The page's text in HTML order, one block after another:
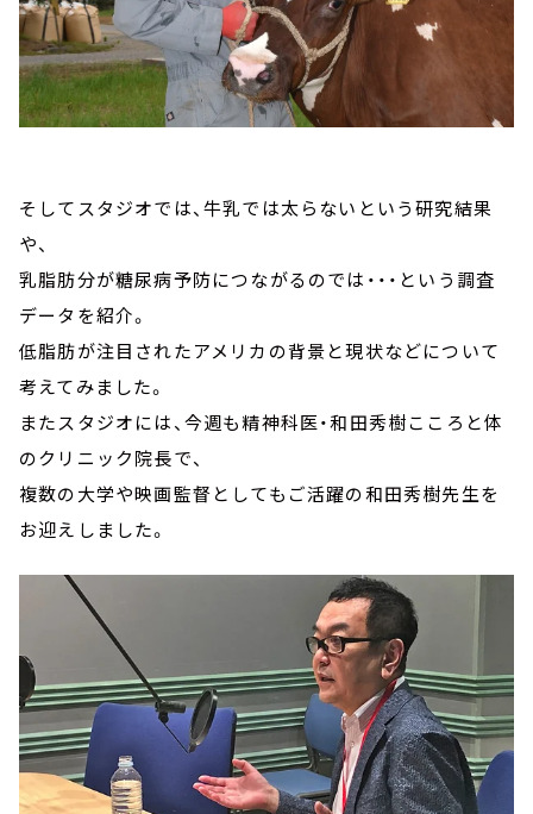
そしてスタジオでは、牛乳では太らないという研究結果
や、
乳脂肪分が糖尿病予防につながるのでは・・・という調査
データを紹介。
低脂肪が注目されたアメリカの背景と現状などについて
考えてみました。
またスタジオには、今週も精神科医・和田秀樹こころと体
のクリニック院長で、
複数の大学や映画監督としてもご活躍の和田秀樹先生を
お迎えしました。